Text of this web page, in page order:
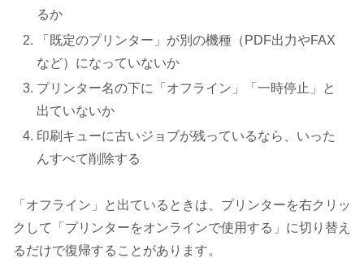
るか
「既定のプリンター」が別の機種（PDF出力やFAX
など）になっていないか
プリンター名の下に「オフライン」「一時停止」と
出ていないか
印刷キューに古いジョブが残っているなら、いった
んすべて削除する
「オフライン」と出ているときは、プリンターを右クリッ
クして「プリンターをオンラインで使用する」に切り替え
るだけで復帰することがあります。